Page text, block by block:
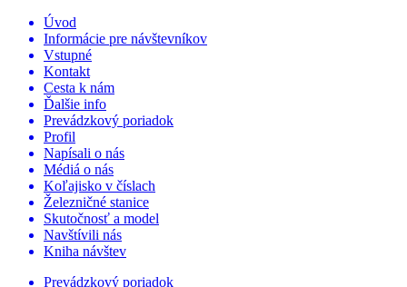
Úvod
Informácie pre návštevníkov
Vstupné
Kontakt
Cesta k nám
Ďalšie info
Prevádzkový poriadok
Profil
Napísali o nás
Médiá o nás
Koľajisko v číslach
Železničné stanice
Skutočnosť a model
Navštívili nás
Kniha návštev
Prevádzkový poriadok